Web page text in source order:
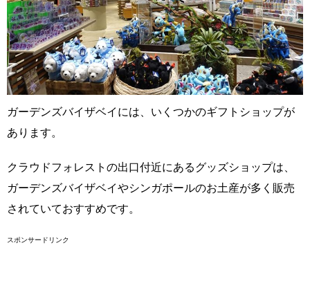
ガーデンズバイザベイには、いくつかのギフトショップが
あります。
クラウドフォレストの出口付近にあるグッズショップは、
ガーデンズバイザベイやシンガポールのお土産が多く販売
されていておすすめです。
スポンサードリンク